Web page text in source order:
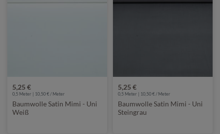
5,25 €
0,5 Meter | 10,50 € / Meter
Baumwolle Satin Mimi - Uni
Weiß
5,25 €
0,5 Meter | 10,50 € / Meter
Baumwolle Satin Mimi - Uni
Steingrau